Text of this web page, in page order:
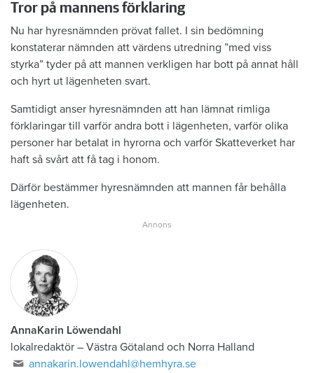
Tror på mannens förklaring
Nu har hyresnämnden prövat fallet. I sin bedömning
konstaterar nämnden att värdens utredning ”med viss
styrka” tyder på att mannen verkligen har bott på annat håll
och hyrt ut lägenheten svart.
Samtidigt anser hyresnämnden att han lämnat rimliga
förklaringar till varför andra bott i lägenheten, varför olika
personer har betalat in hyrorna och varför Skatteverket har
haft så svårt att få tag i honom.
Därför bestämmer hyresnämnden att mannen får behålla
lägenheten.
AnnaKarin Löwendahl
lokalredaktör – Västra Götaland och Norra Halland
annakarin.lowendahl@hemhyra.se